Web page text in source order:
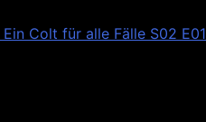
Ein Colt für alle Fälle S02 E01